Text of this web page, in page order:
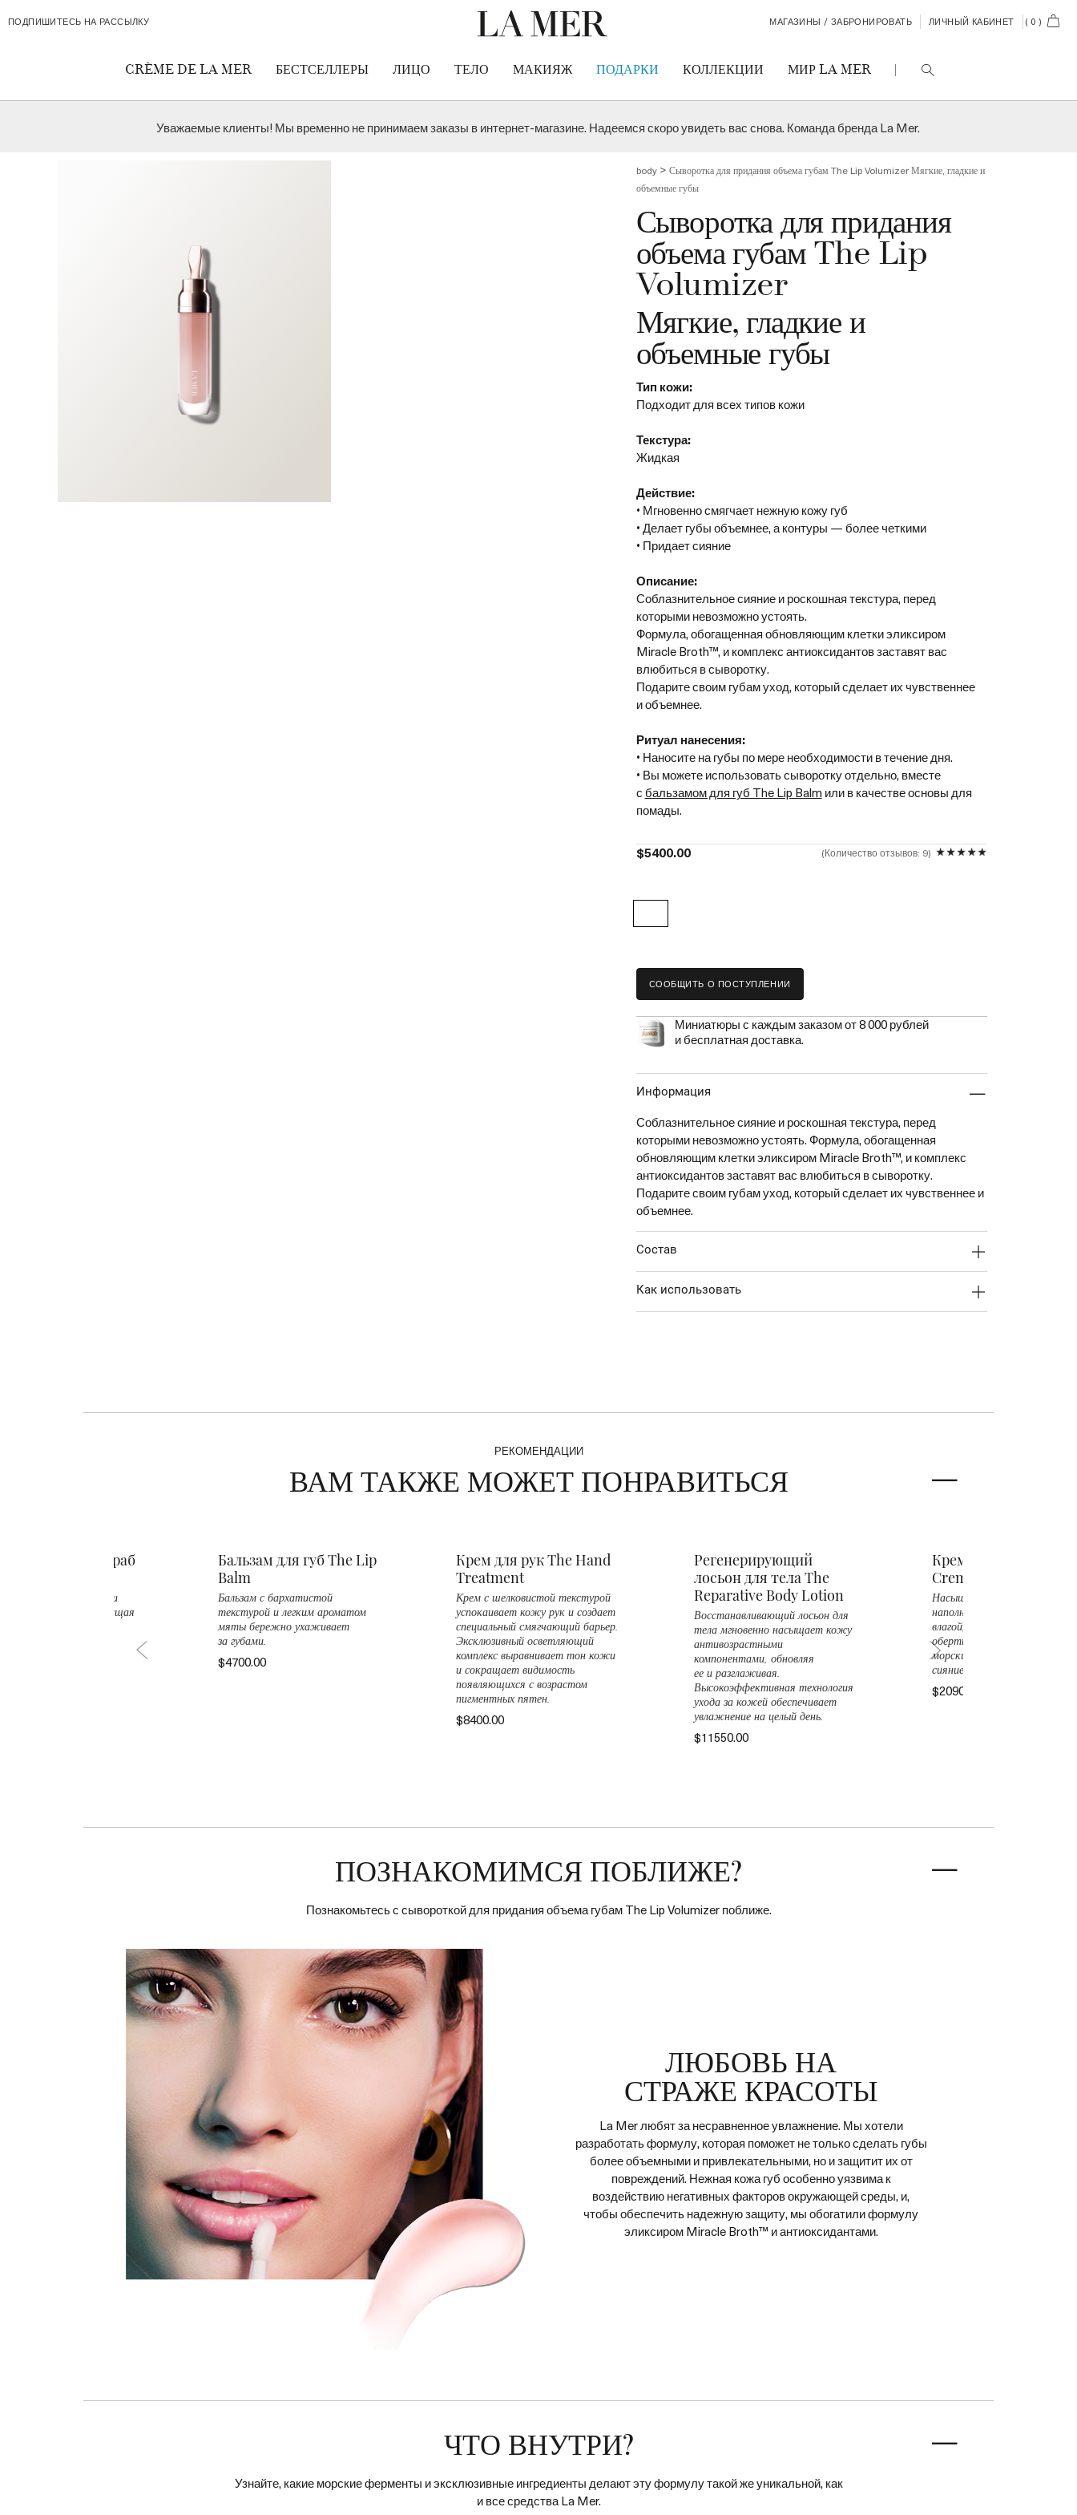
ПОДПИШИТЕСЬ НА РАССЫЛКУ МАГАЗИНЫ / ЗАБРОНИРОВАТЬ ЛИЧНЫЙ КАБИНЕТ CART
( 0 )
CRÈME DE LA MER БЕСТСЕЛЛЕРЫ ЛИЦО ТЕЛО МАКИЯЖ ПОДАРКИ КОЛЛЕКЦИИ МИР LA MER
Уважаемые клиенты! Мы временно не принимаем заказы в интернет-магазине. Надеемся скоро увидеть вас снова. Команда бренда La Mer.
body> Сыворотка для придания объема губам The Lip VolumizerМягкие, гладкие и
объемные губы
Сыворотка для придания
объема губам The Lip
Volumizer
Мягкие, гладкие и
объемные губы
Тип кожи:
Подходит для всех типов кожи
Текстура:
Жидкая
Действие:
• Мгновенно смягчает нежную кожу губ
• Делает губы объемнее, а контуры — более четкими
• Придает сияние
Описание:
Соблазнительное сияние и роскошная текстура, перед
которыми невозможно устоять.
Формула, обогащенная обновляющим клетки эликсиром
Miracle Broth™, и комплекс антиоксидантов заставят вас
влюбиться в сыворотку.
Подарите своим губам уход, который сделает их чувственнее
и объемнее.
Ритуал нанесения:
• Наносите на губы по мере необходимости в течение дня.
• Вы можете использовать сыворотку отдельно, вместе
сбальзамом для губ The Lip Balm или в качестве основы для
помады.
$5400.00 Количество отзывов: 9
СООБЩИТЬ О ПОСТУПЛЕНИИ
Миниатюры с каждым заказом от 8 000 рублей
и бесплатная доставка.
информация
Соблазнительное сияние и роскошная текстура, перед
которыми невозможно устоять. Формула, обогащенная
обновляющим клетки эликсиром Miracle Broth™, и комплекс
антиоксидантов заставят вас влюбиться в сыворотку.
Подарите своим губам уход, который сделает их чувственнее и
объемнее.
состав
как использовать
РЕКОМЕНДАЦИИ
ВАМ ТАКЖЕ МОЖЕТ ПОНРАВИТЬСЯ
Body Refiner Скраб
отшелушивает и
кожу, возвращая
Бальзам для губ The Lip
Balm
Бальзам с бархатистой
текстурой и легким ароматом
мяты бережно ухаживает
за губами.
$4700.00
Крем для рук The Hand
Treatment
Крем с шелковистой текстурой
успокаивает кожу рук и создает
специальный смягчающий барьер.
Эксклюзивный осветляющий
комплекс выравнивает тон кожи
и сокращает видимость
появляющихся с возрастом
пигментных пятен.
$8400.00
Регенерирующий
лосьон для тела The
Reparative Body Lotion
Восстанавливающий лосьон для
тела мгновенно насыщает кожу
антивозрастными
компонентами, обновляя
ее и разглаживая.
Высокоэффективная технология
ухода за кожей обеспечивает
увлажнение на целый день.
$11550.00
Крем для тела The
Creme
Насыщенный крем надолго
наполняет кожу
влагой, подобно
обертыванию с
морских водорослей.
сияние и перерождение кожи!
$20900.00
ПОЗНАКОМИМСЯ ПОБЛИЖЕ?
Познакомьтесь с сывороткой для придания объема губам The Lip Volumizer поближе.
ЛЮБОВЬ НА
СТРАЖЕ КРАСОТЫ
La Mer любят за несравненное увлажнение. Мы хотели
разработать формулу, которая поможет не только сделать губы
более объемными и привлекательными, но и защитит их от
повреждений. Нежная кожа губ особенно уязвима к
воздействию негативных факторов окружающей среды, и,
чтобы обеспечить надежную защиту, мы обогатили формулу
эликсиром Miracle Broth™ и антиоксидантами.
ЧТО ВНУТРИ?
Узнайте, какие морские ферменты и эксклюзивные ингредиенты делают эту формулу такой же уникальной, как
и все средства La Mer.